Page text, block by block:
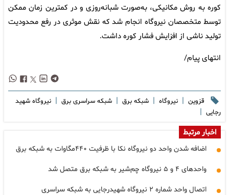
کوره به روش مکانیکی، به‌صورت شبانه‌روزی و در کمترین زمان ممکن
توسط متخصصان نیروگاه انجام شد که نقش موثری در رفع محدودیت
تولید ناشی از افزایش فشار کوره داشت.
انتهای پیام/
قزوین | نیروگاه | شبکه برق | شبکه سراسری برق | نیروگاه شهید
رجایی |
اخبار مرتبط
اضافه شدن واحد دو نیروگاه نکا با ظرفیت ۴۴۰مگاوات به شبکه برق
واحدهای ۴ و ۵ نیروگاه چم‌شیر به شبکه برق متصل شد
اتصال واحد شماره ۲ نیروگاه شهیدرجایی به شبکه سراسری